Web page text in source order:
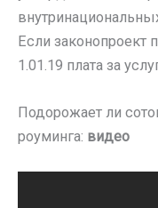
Если законопроект
1.01.19 плата за
Подорожает ли
роуминга: видео